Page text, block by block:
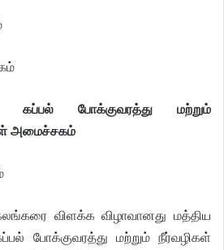
கப்பல் போக்குவரத்து மற்றும்
அமைச்சகம்
விளக்க விழாவானது மத்திய
போக்குவரத்து மற்றும் நீர்வழிகள்